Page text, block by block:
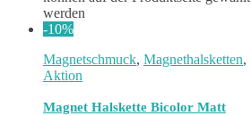
werden
-10%
Magnetschmuck, Magnethalsketten,
Aktion
Magnet Halskette Bicolor Matt